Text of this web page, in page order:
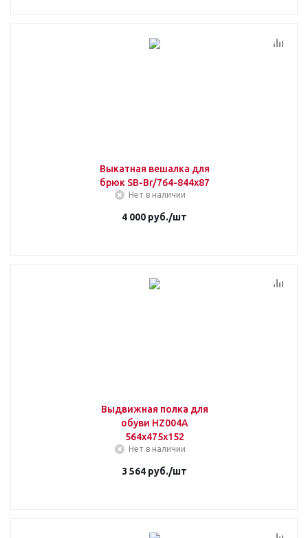
Выкатная вешалка для
брюк SB-Br/764-844х87
Нет в наличии
4 000 руб./шт
Выдвижная полка для
обуви HZ004A
564х475х152
Нет в наличии
3 564 руб./шт